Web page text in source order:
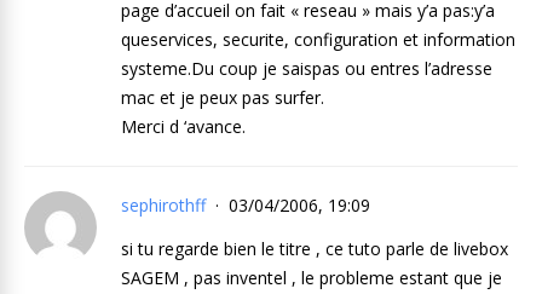
page d’accueil on fait « reseau » mais y’a pas:y’a
queservices, securite, configuration et information
systeme.Du coup je saispas ou entres l’adresse
mac et je peux pas surfer.
Merci d ‘avance.
sephirothff
03/04/2006, 19:09
si tu regarde bien le titre , ce tuto parle de livebox
SAGEM , pas inventel , le probleme estant que je